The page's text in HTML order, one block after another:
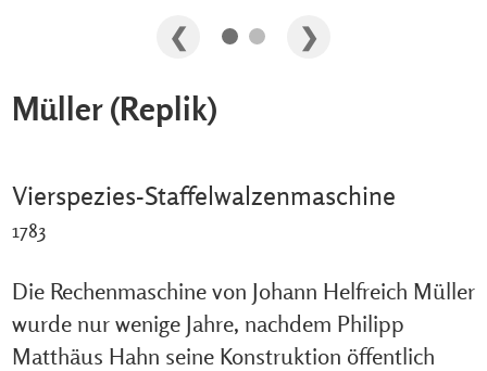
Müller (Replik)
Vierspezies-Staffelwalzenmaschine
1783
Die Rechenmaschine von Johann Helfreich Müller
wurde nur wenige Jahre, nachdem Philipp
Matthäus Hahn seine Konstruktion öffentlich